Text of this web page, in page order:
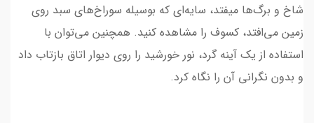
شاخ و برگ‌ها میفتد، سایه‌ای که بوسیله‌ سوراخ‌های سبد روی
زمین می‌افتد، کسوف را مشاهده کنید. همچنین می‌توان با
استفاده از یک آینه‌ گرد، نور خورشید را روی دیوار اتاق بازتاب داد
و بدون نگرانی آن را نگاه کرد.